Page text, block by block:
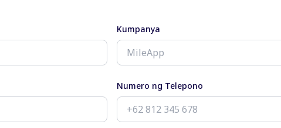
Kumpanya
Numero ng Telepono